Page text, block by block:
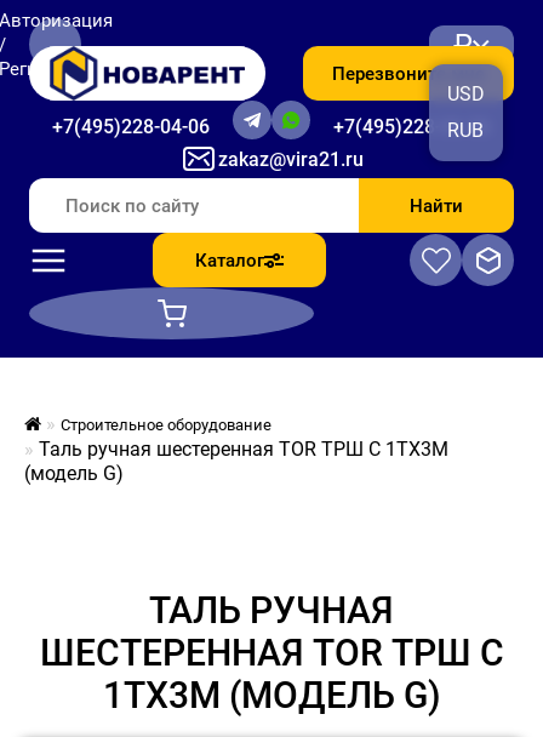
zakaz@vira21.ru
+7(495)228-04-06 +7(495)228-06-56
Перезвоните мне
₽
USD
RUB
Найти
Каталог
Строительное оборудование
Таль ручная шестеренная TOR ТРШ C 1ТХ3М
(модель G)
ТАЛЬ РУЧНАЯ
ШЕСТЕРЕННАЯ TOR ТРШ C
1ТХ3М (МОДЕЛЬ G)